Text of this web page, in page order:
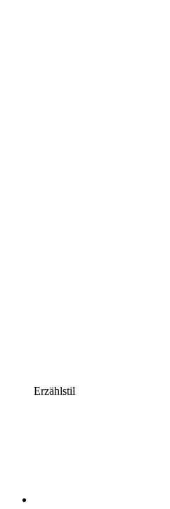
Erzählstil